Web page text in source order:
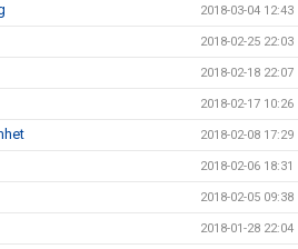
2018-03-04 12:43
2018-02-25 22:03
2018-02-18 22:07
2018-02-17 10:26
2018-02-08 17:29
2018-02-06 18:31
2018-02-05 09:38
2018-01-28 22:04